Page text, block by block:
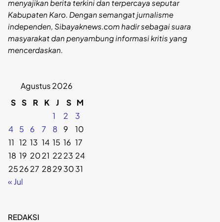
menyajikan berita terkini dan terpercaya seputar
Kabupaten Karo. Dengan semangat jurnalisme
independen, Sibayaknews.com hadir sebagai suara
masyarakat dan penyambung informasi kritis yang
mencerdaskan.
Agustus 2026
S S R K J S M
1
2
3
4
5 6 7 8 9
10
11 12 13 14 15 16 17
18 19 2021 2223 24
252627 28293031
« Jul
REDAKSI